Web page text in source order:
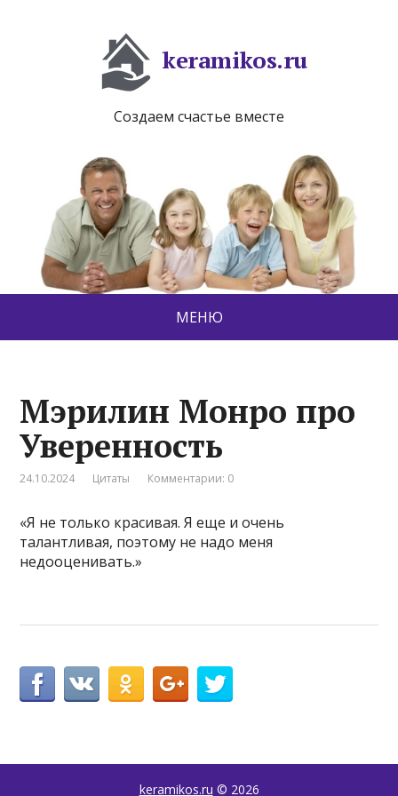
keramikos.ru
Создаем счастье вместе
МЕНЮ
Мэрилин Монро про
Уверенность
24.10.2024 Цитаты Комментарии: 0
«Я не только красивая. Я еще и очень
талантливая, поэтому не надо меня
недооценивать.»
keramikos.ru © 2026